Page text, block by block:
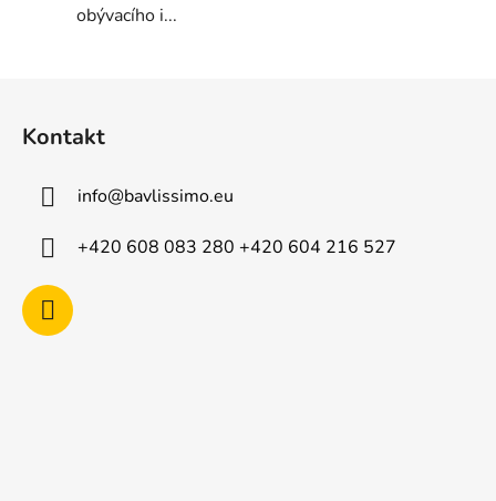
obývacího i...
Kontakt
info@bavlissimo.eu
+420 608 083 280 +420 604 216 527